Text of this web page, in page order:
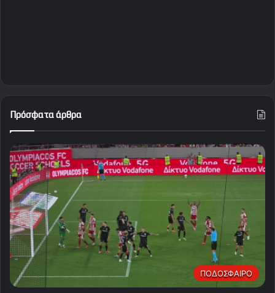
Πρόσφατα άρθρα
ΠΟΔΟΣΦΑΙΡΟ